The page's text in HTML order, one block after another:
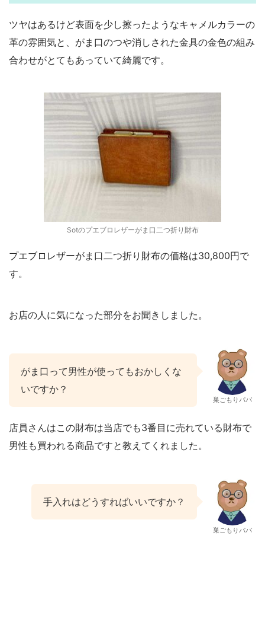
ツヤはあるけど表面を少し擦ったようなキャメルカラーの
革の雰囲気と、がま口のつや消しされた金具の金色の組み
合わせがとてもあっていて綺麗です。
Sotのプエブロレザーがま口二つ折り財布
プエブロレザーがま口二つ折り財布の価格は30,800円で
す。
お店の人に気になった部分をお聞きしました。
がま口って男性が使ってもおかしくな
いですか？
巣ごもりパパ
店員さんはこの財布は当店でも3番目に売れている財布で
男性も買われる商品ですと教えてくれました。
手入れはどうすればいいですか？
巣ごもりパパ